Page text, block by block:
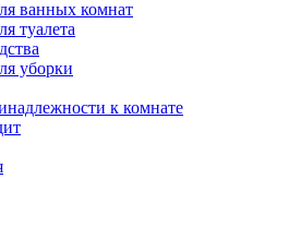
ванных комнат
туалета
уборки
к комнате